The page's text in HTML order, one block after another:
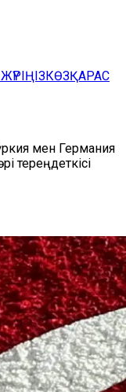
КӨЗҚАРАС
мен Германия
тереңдеткісі